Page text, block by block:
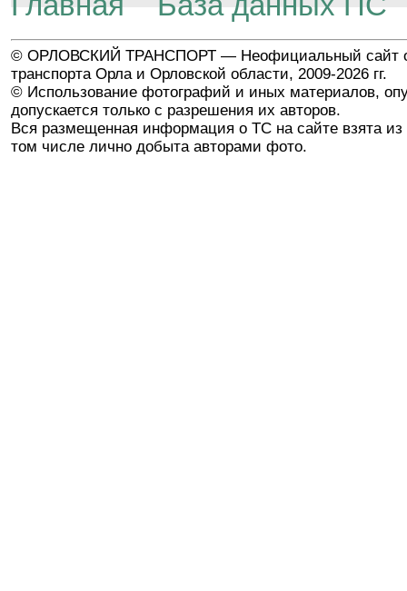
© ОРЛОВСКИЙ ТРАНСПОРТ — Неофициальный сайт
транспорта Орла и Орловской области, 2009-2026 гг.
© Использование фотографий и иных материалов,
допускается только с разрешения их авторов.
Вся размещенная информация о ТС на сайте взята из
том числе лично добыта авторами фото.